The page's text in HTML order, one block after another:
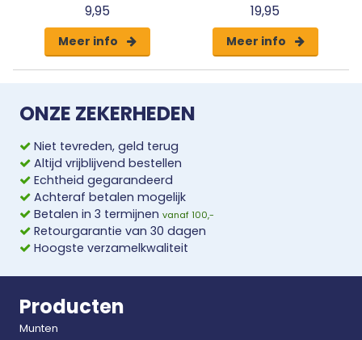
9,95
Meer info
19,95
Meer info
ONZE ZEKERHEDEN
Niet tevreden, geld terug
Altijd vrijblijvend bestellen
Echtheid gegarandeerd
Achteraf betalen mogelijk
Betalen in 3 termijnen vanaf 100,-
Retourgarantie van 30 dagen
Hoogste verzamelkwaliteit
Producten
Munten